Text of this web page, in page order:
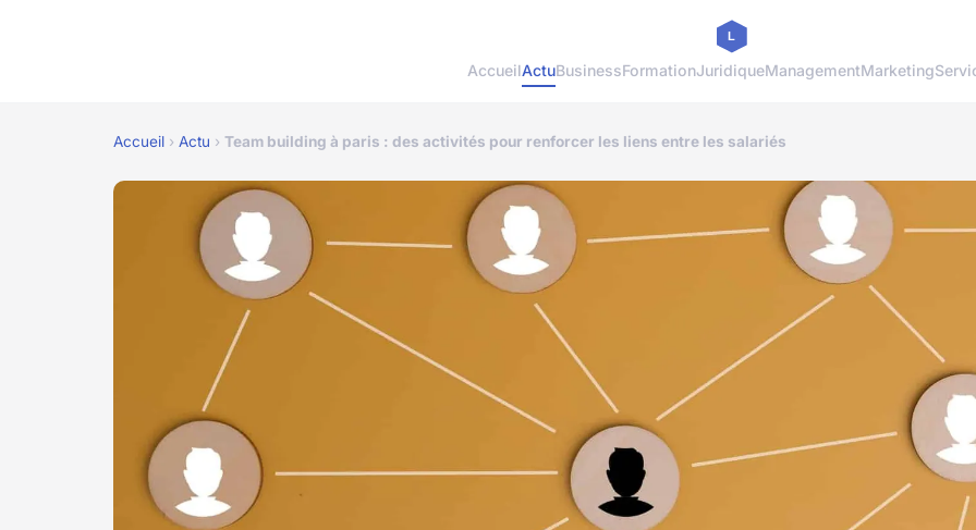
AccueilActuBusinessFormationJuridiqueManagementMarketing
Accueil › Actu › Team building à paris : des activités pour renforcer les liens entre les salariés